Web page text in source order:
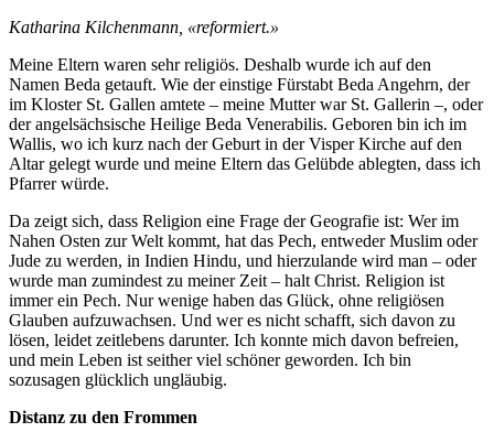
Katharina Kilchenmann, «reformiert.»
Meine Eltern waren sehr religiös. Deshalb wurde ich auf den
Namen Beda getauft. Wie der einstige Fürstabt Beda Angehrn, der
im Kloster St. Gallen amtete – meine Mutter war St. Gallerin –, oder
der angelsächsische Heilige Beda Venerabilis. Geboren bin ich im
Wallis, wo ich kurz nach der Geburt in der Visper Kirche auf den
Altar gelegt wurde und meine Eltern das Gelübde ablegten, dass ich
Pfarrer würde.
Da zeigt sich, dass Religion eine Frage der Geografie ist: Wer im
Nahen Osten zur Welt kommt, hat das Pech, entweder Muslim oder
Jude zu werden, in Indien Hindu, und hierzulande wird man – oder
wurde man zumindest zu meiner Zeit – halt Christ. Religion ist
immer ein Pech. Nur wenige haben das Glück, ohne religiösen
Glauben aufzuwachsen. Und wer es nicht schafft, sich davon zu
lösen, leidet zeitlebens darunter. Ich konnte mich davon befreien,
und mein Leben ist seither viel schöner geworden. Ich bin
sozusagen glücklich ungläubig.
Distanz zu den Frommen